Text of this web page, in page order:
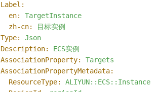
Label:
en:
TargetInstance
zh-cn:
目标实例
Type:
Json
Description:
ECS实例
AssociationProperty:
Targets
AssociationPropertyMetadata:
ResourceType:
ALIYUN::ECS::Instance